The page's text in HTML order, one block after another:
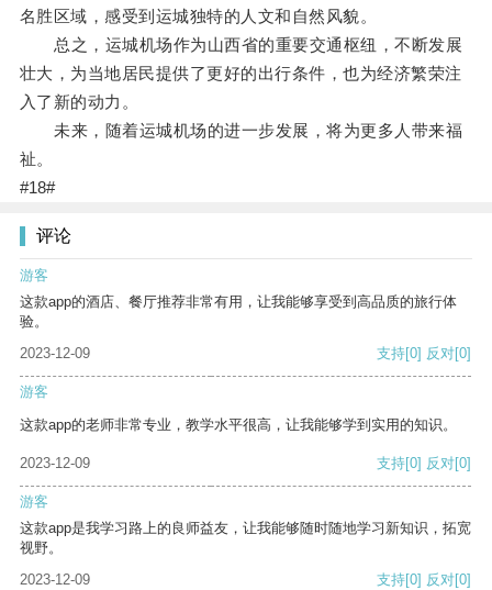
名胜区域，感受到运城独特的人文和自然风貌。
总之，运城机场作为山西省的重要交通枢纽，不断发展
壮大，为当地居民提供了更好的出行条件，也为经济繁荣注
入了新的动力。
未来，随着运城机场的进一步发展，将为更多人带来福
祉。
#18#
评论
游客
这款app的酒店、餐厅推荐非常有用，让我能够享受到高品质的旅行体
验。
2023-12-09
支持[0] 反对[0]
游客
这款app的老师非常专业，教学水平很高，让我能够学到实用的知识。
2023-12-09 支持[0] 反对[0]
游客
这款app是我学习路上的良师益友，让我能够随时随地学习新知识，拓宽
视野。
2023-12-09
支持[0] 反对[0]